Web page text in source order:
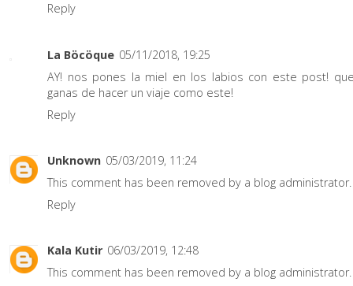
Reply
La Böcöque 05/11/2018, 19:25
AY! nos pones la miel en los labios con este post!
ganas de hacer un viaje como este!
Reply
Unknown 05/03/2019, 11:24
This comment has been removed by a blog administrator.
Reply
Kala Kutir 06/03/2019, 12:48
This comment has been removed by a blog administrator.